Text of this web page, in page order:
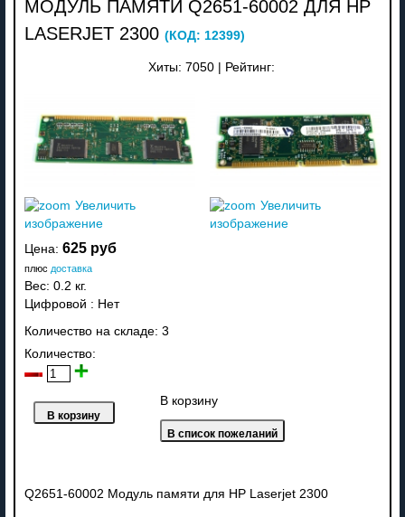
МОДУЛЬ ПАМЯТИ Q2651-60002 ДЛЯ HP
LASERJET 2300 (КОД: 12399)
Хиты: 7050 Рейтинг:
Увеличить
изображение
Увеличить
изображение
Цена: 625 руб
плюс доставка
Вес: 0.2 кг.
Цифровой : Нет
Количество на складе: 3
Количество:
В корзину
Q2651-60002 Модуль памяти для HP Laserjet 2300